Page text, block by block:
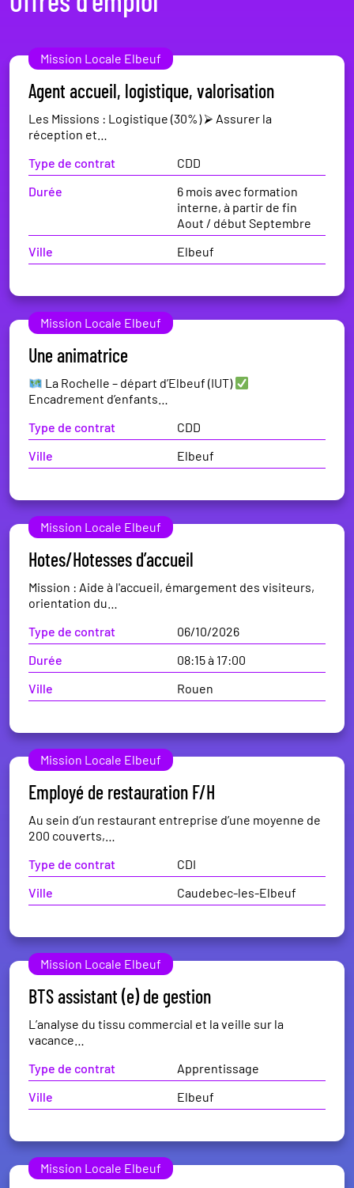
Mission Locale Elbeuf
Agent accueil, logistique, valorisation
Les Missions : Logistique (30%) ⮚ Assurer la
réception et…
Type de contrat
CDD
Durée
6 mois avec formation
interne, à partir de fin
Aout / début Septembre
Ville
Elbeuf
Mission Locale Elbeuf
Une animatrice
La Rochelle – départ d’Elbeuf (IUT)
Encadrement d’enfants…
Type de contrat
CDD
Ville
Elbeuf
Mission Locale Elbeuf
Hotes/Hotesses d’accueil
Mission : Aide à l'accueil, émargement des visiteurs,
orientation du…
Type de contrat
06/10/2026
Durée
08:15 à 17:00
Ville
Rouen
Mission Locale Elbeuf
Employé de restauration F/H
Au sein d’un restaurant entreprise d’une moyenne de
200 couverts,…
Type de contrat
CDI
Ville
Caudebec-les-Elbeuf
Mission Locale Elbeuf
BTS assistant (e) de gestion
L’analyse du tissu commercial et la veille sur la
vacance…
Type de contrat
Apprentissage
Ville
Elbeuf
Mission Locale Elbeuf